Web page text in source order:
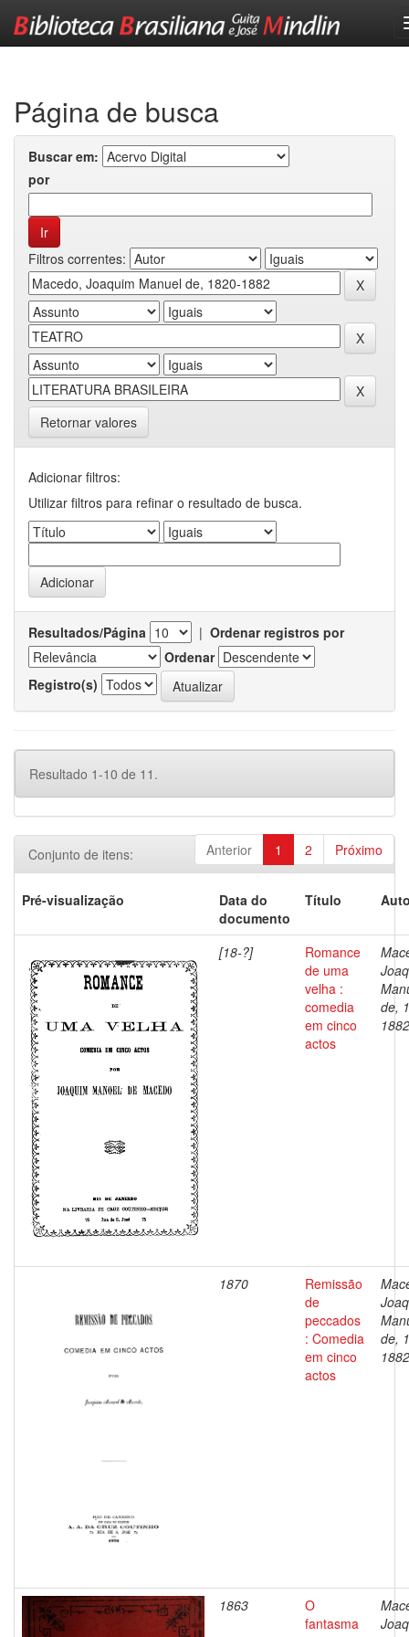
Página de busca
Buscar em:
por
Filtros correntes:
Retornar valores
Adicionar filtros:
Utilizar filtros para refinar o resultado de busca.
Resultados/Página | Ordenar registros por
Ordenar
Registro(s)
Resultado 1-10 de 11.
Anterior 1 2 Próximo
Conjunto de itens:
Pré-visualização
Data do
documento
Título
[18-?]
Romance
de uma
velha :
comedia
em cinco
actos
de,
1882
1870
Remissão
de
peccados
: Comedia
em cinco
actos
de,
1882
1863
O
fantasma